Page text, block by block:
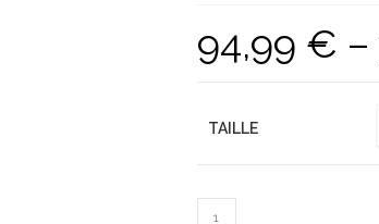
94,99 € –
TAILLE